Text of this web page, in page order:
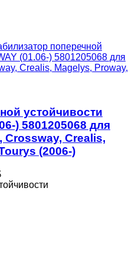
поперечной
(01.06-) 5801205068 для
Crealis, Magelys, Proway,
устойчивости
) 5801205068 для
Crossway, Crealis,
(2006-)